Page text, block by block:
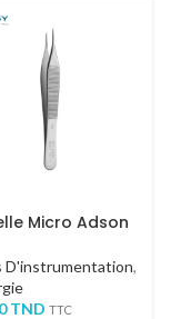
Micro Adson
D'instrumentation,
TND TTC